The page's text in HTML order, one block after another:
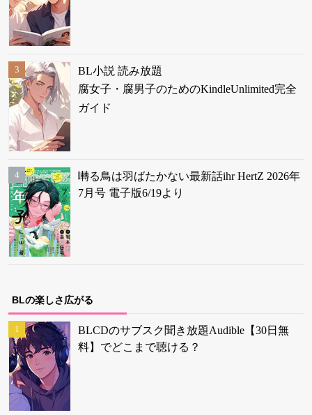
BL小説 読み放題
腐女子・腐男子のためのKindleUnlimited完全
ガイド
囀る鳥は羽ばたかない最新話ihr HertZ 2026年
7月号 電子版6/19より
BLの楽しさ広がる
BLCDのサブスク聞き放題Audible【30日無
料】でどこまで聴ける？